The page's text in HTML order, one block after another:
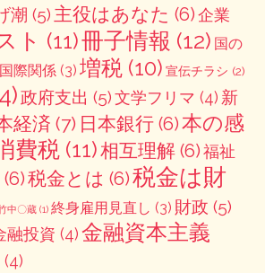
潮 (5) 主役はあなた (6)企業
ト (11)冊子情報 (12) 国の
国際関係 (3) 増税 (10) 宣伝チラシ (2)
政府支出 (5)文学フリマ (4) 新
経済 (7) 日本銀行 (6)本の感
費税 (11)相互理解 (6)福祉
(6)税金とは (6)税金は財
中〇蔵 (1) 終身雇用見直し (3) 財政 (5)
融投資 (4)金融資本主義
(4)